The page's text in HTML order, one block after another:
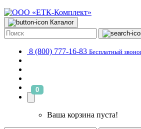
Каталог
8 (800) 777-16-83 Бесплатный
0
Ваша корзина пуста!